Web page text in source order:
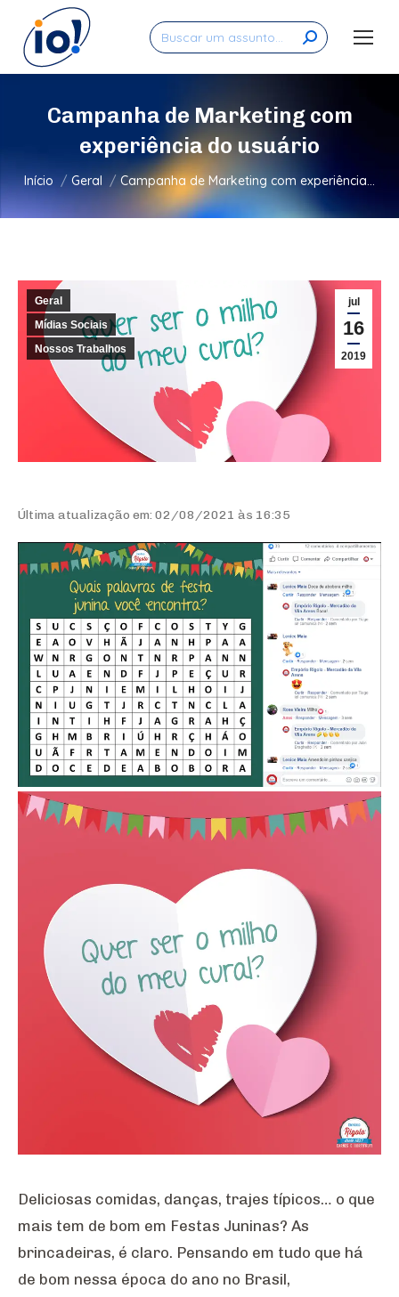
Search:
Campanha de Marketing com
experiência do usuário
Você está aqui:
Início Geral Campanha de Marketing com experiência…
jul
16
2019
Geral
Mídias Sociais
Nossos Trabalhos
Última atualização em: 02/08/2021 às 16:35
Deliciosas comidas, danças, trajes típicos… o que
mais tem de bom em Festas Juninas? As
brincadeiras, é claro. Pensando em tudo que há
de bom nessa época do ano no Brasil,